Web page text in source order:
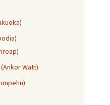
Watt)